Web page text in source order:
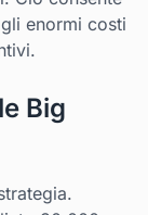
enormi costi
Big